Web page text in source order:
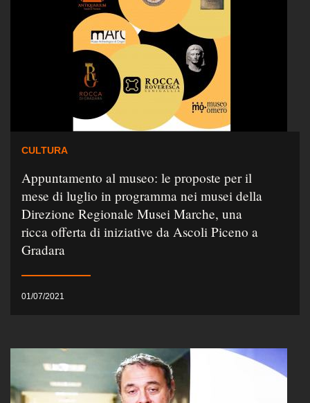
CULTURA
Appuntamento al museo: le proposte per il
mese di luglio in programma nei musei della
Direzione Regionale Musei Marche, una
ricca offerta di iniziative da Ascoli Piceno a
Gradara
01/07/2021